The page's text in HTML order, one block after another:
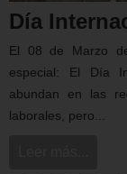
Día
El 08 de Marzo
especial: El Día
abundan en las
laborales, pero...